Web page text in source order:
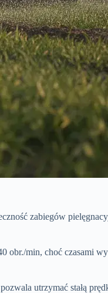
zabiegów
obr./min, choć czasami
utrzymać stałą